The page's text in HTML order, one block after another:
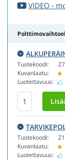
VIDEO -
Tuotekoodi:
Kuvanlaatu:
Luotettavuus:
Tuotekoodi:
Kuvanlaatu:
Luotettavuus: